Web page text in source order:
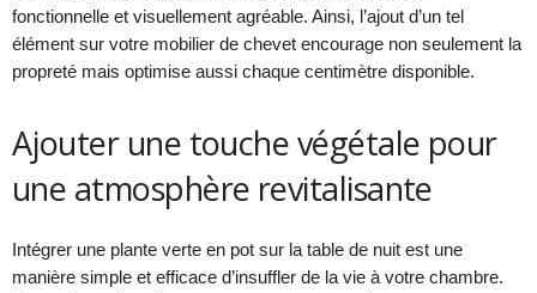
fonctionnelle et visuellement agréable. Ainsi, l’ajout d’un tel
élément sur votre mobilier de chevet encourage non seulement la
propreté mais optimise aussi chaque centimètre disponible.
Ajouter une touche végétale pour
une atmosphère revitalisante
Intégrer une plante verte en pot sur la table de nuit est une
manière simple et efficace d’insuffler de la vie à votre chambre.